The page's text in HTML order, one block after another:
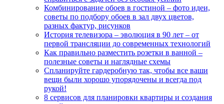
Комбинирование обоев в гостиной – фото идеи,
советы по подбору обоев в зал двух цветов,
разных фактур, рисунков
История телевизора – эволюция в 90 лет – от
первой трансляции до современных технологий
Как правильно разместить розетки в ванной –
полезные советы и наглядные схемы
Спланируйте гардеробную так, чтобы все ваши
вещи были хорошо упорядочены и всегда под
рукой!
8 сервисов для планировки квартиры и создания